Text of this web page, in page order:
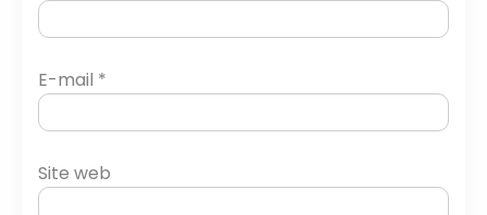
E-mail *
Site web